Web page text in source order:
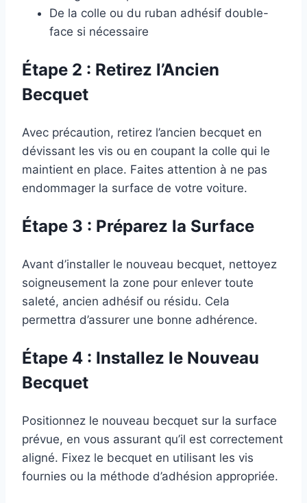
De la colle ou du ruban adhésif double-
face si nécessaire
Étape 2 : Retirez l’Ancien
Becquet
Avec précaution, retirez l’ancien becquet en
dévissant les vis ou en coupant la colle qui le
maintient en place. Faites attention à ne pas
endommager la surface de votre voiture.
Étape 3 : Préparez la Surface
Avant d’installer le nouveau becquet, nettoyez
soigneusement la zone pour enlever toute
saleté, ancien adhésif ou résidu. Cela
permettra d’assurer une bonne adhérence.
Étape 4 : Installez le Nouveau
Becquet
Positionnez le nouveau becquet sur la surface
prévue, en vous assurant qu’il est correctement
aligné. Fixez le becquet en utilisant les vis
fournies ou la méthode d’adhésion appropriée.